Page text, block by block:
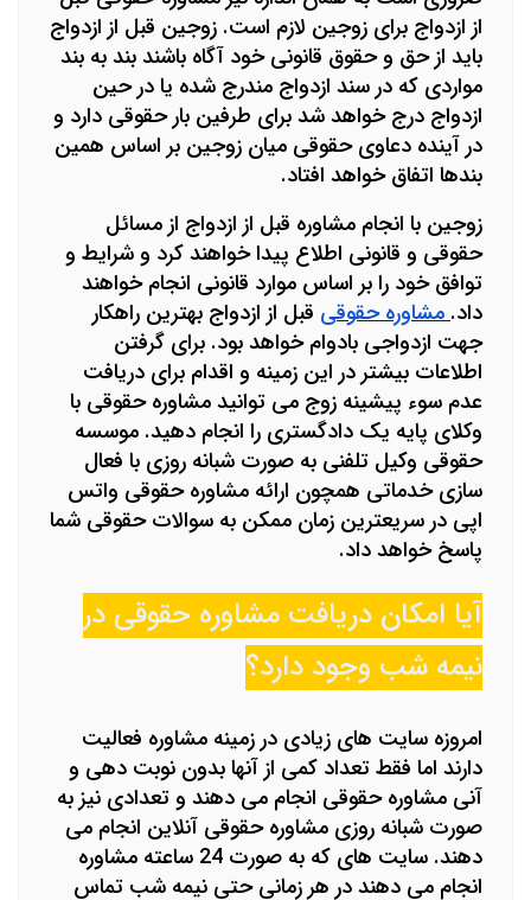
از ازدواج برای زوجین لازم است. زوجین قبل از ازدواج
باید از حق و حقوق قانونی خود آگاه باشند بند به بند
مواردی که در سند ازدواج مندرج شده یا در حین
ازدواج درج خواهد شد برای طرفین بار حقوقی دارد و
در آینده دعاوی حقوقی میان زوجین بر اساس همین
بندها اتفاق خواهد افتاد.
زوجین با انجام مشاوره قبل از ازدواج از مسائل
حقوقی و قانونی اطلاع پیدا خواهند کرد و شرایط و
توافق خود را بر اساس موارد قانونی انجام خواهند
داد. مشاوره حقوقی قبل از ازدواج بهترین راهکار
جهت ازدواجی بادوام خواهد بود. برای گرفتن
اطلاعات بیشتر در این زمینه و اقدام برای دریافت
عدم سوء پیشینه زوج می توانید مشاوره حقوقی با
وکلای پایه یک دادگستری را انجام دهید. موسسه
حقوقی وکیل تلفنی به صورت شبانه روزی با فعال
سازی خدماتی همچون ارائه مشاوره حقوقی واتس
اپی در سریعترین زمان ممکن به سوالات حقوقی شما
پاسخ خواهد داد.
آیا امکان دریافت مشاوره حقوقی در
نیمه شب وجود دارد؟
امروزه سایت های زیادی در زمینه مشاوره فعالیت
دارند اما فقط تعداد کمی از آنها بدون نوبت دهی و
آنی مشاوره حقوقی انجام می دهند و تعدادی نیز به
صورت شبانه روزی مشاوره حقوقی آنلاین انجام می
دهند. سایت های که به صورت 24 ساعته مشاوره
انجام می دهند در هر زمانی حتی نیمه شب تماس